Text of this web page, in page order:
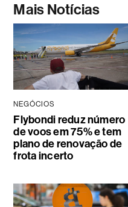
Mais Notícias
NEGÓCIOS
Flybondi reduz número
de voos em 75% e tem
plano de renovação de
frota incerto